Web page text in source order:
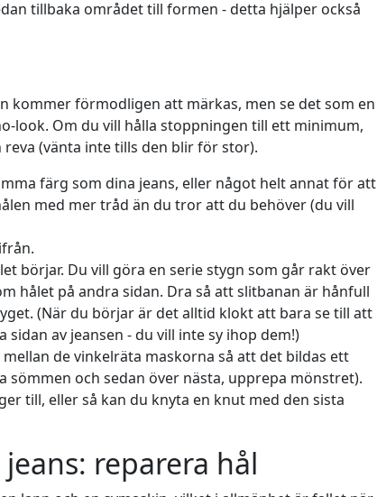
tillbaka området till formen - detta hjälper också
kommer förmodligen att märkas, men se det som en
look. Om du vill hålla stoppningen till ett minimum,
(vänta inte tills den blir för stor).
färg som dina jeans, eller något helt annat för att
med mer tråd än du tror att du behöver (du vill
börjar. Du vill göra en serie stygn som går rakt över
hålet på andra sidan. Dra så att slitbanan är hånfull
(När du börjar är det alltid klokt att bara se till att
av jeansen - du vill inte sy ihop dem!)
de vinkelräta maskorna så att det bildas ett
sömmen och sedan över nästa, upprepa mönstret).
till, eller så kan du knyta en knut med den sista
reparera hål